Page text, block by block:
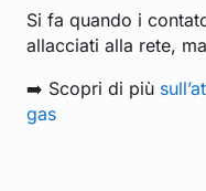
Si fa quando i
allacciati alla rete,
➡️ Scopri di più
gas